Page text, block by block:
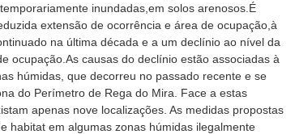
inundadas,em solos arenosos.É
extensão de ocorrência e área de ocupação,à
na última década e a um declínio ao nível da
ocupação.As causas do declínio estão associadas à
húmidas, que decorreu no passado recente e se
do Perímetro de Rega do Mira. Face a estas
apenas nove localizações. As medidas propostas
habitat em algumas zonas húmidas ilegalmente